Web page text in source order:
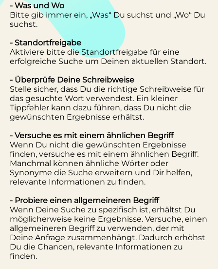
- Was und Wo
Bitte gib immer ein, „Was“ Du suchst und „Wo“ Du
suchst.
- Standortfreigabe
Aktiviere bitte die Standortfreigabe für eine
erfolgreiche Suche um Deinen aktuellen Standort.
- Überprüfe Deine Schreibweise
Stelle sicher, dass Du die richtige Schreibweise für
das gesuchte Wort verwendest. Ein kleiner
Tippfehler kann dazu führen, dass Du nicht die
gewünschten Ergebnisse erhältst.
- Versuche es mit einem ähnlichen Begriff
Wenn Du nicht die gewünschten Ergebnisse
finden, versuche es mit einem ähnlichen Begriff.
Manchmal können ähnliche Wörter oder
Synonyme die Suche erweitern und Dir helfen,
relevante Informationen zu finden.
- Probiere einen allgemeineren Begriff
Wenn Deine Suche zu spezifisch ist, erhältst Du
möglicherweise keine Ergebnisse. Versuche, einen
allgemeineren Begriff zu verwenden, der mit
Deine Anfrage zusammenhängt. Dadurch erhöhst
Du die Chancen, relevante Informationen zu
finden.